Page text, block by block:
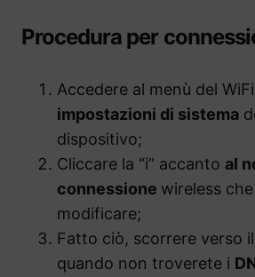
Procedura per
Accedere al menù del
impostazioni di sistema
dispositivo;
Cliccare la “i” accanto al
connessione wireless
modificare;
Fatto ciò, scorrere verso
quando non troverete i